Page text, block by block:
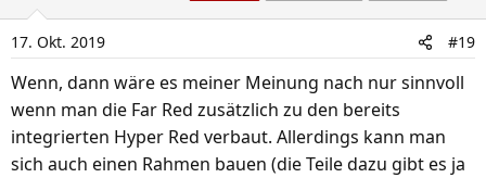
i
o
n
n
17. Okt. 2019 #19
Wenn, dann wäre es meiner Meinung nach nur sinnvoll
wenn man die Far Red zusätzlich zu den bereits
integrierten Hyper Red verbaut. Allerdings kann man
sich auch einen Rahmen bauen (die Teile dazu gibt es ja